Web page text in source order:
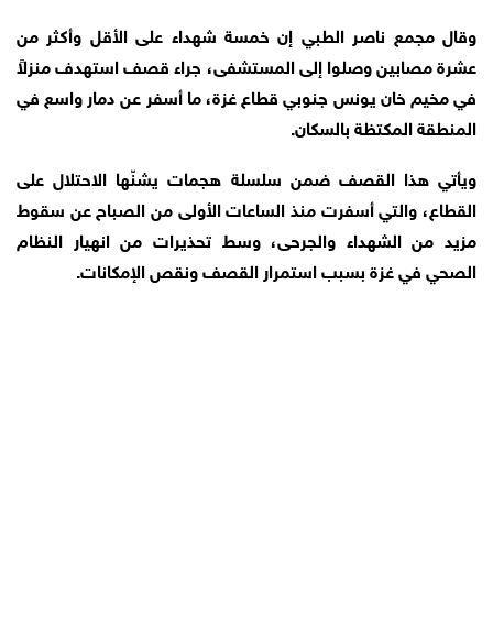
وقال مجمع ناصر الطبي إن خمسة شهداء على الأقل وأكثر من
عشرة مصابين وصلوا إلى المستشفى، جراء قصف استهدف منزلاً
في مخيم خان يونس جنوبي قطاع غزة، ما أسفر عن دمار واسع في
المنطقة المكتظة بالسكان.
ويأتي هذا القصف ضمن سلسلة هجمات يشنّها الاحتلال على
القطاع، والتي أسفرت منذ الساعات الأولى من الصباح عن سقوط
مزيد من الشهداء والجرحى، وسط تحذيرات من انهيار النظام
الصحي في غزة بسبب استمرار القصف ونقص الإمكانات.